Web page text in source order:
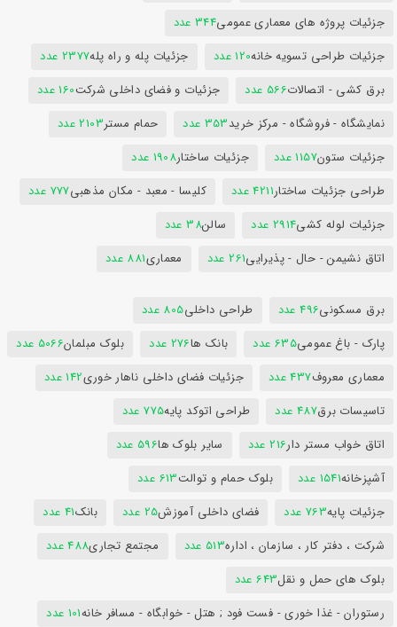
جزئیات پروژه های معماری عمومی344 عدد
جزئیات طراحی تسویه خانه120 عدد جزئیات پله و راه پله2377 عدد
برق کشی - اتصالات566 عدد جزئیات و فضای داخلی شرکت160 عدد
نمایشگاه - فروشگاه - مرکز خرید353 عدد حمام مستر2103 عدد
جزئیات ستون1157 عدد جزئیات ساختار1908 عدد
طراحی جزئیات ساختار4211 عدد کلیسا - معبد - مکان مذهبی777 عدد
جزئیات لوله کشی2914 عدد سالن38 عدد
اتاق نشیمن - حال - پذیرایی261 عدد معماری881 عدد
برق مسکونی496 عدد طراحی داخلی805 عدد
پارک - باغ عمومی635 عدد بانک ها276 عدد بلوک مبلمان5066 عدد
معماری معروف437 عدد جزئیات فضای داخلی ناهار خوری142 عدد
تاسیسات برق487 عدد طراحی اتوکد پایه775 عدد
اتاق خواب مستر دار216 عدد سایر بلوک ها596 عدد
آشپزخانه1541 عدد بلوک حمام و توالت613 عدد
جزئیات پایه763 عدد فضای داخلی آموزش25 عدد بانک41 عدد
شرکت ، دفتر کار ، سازمان ، اداره513 عدد مجتمع تجاری488 عدد
بلوک های حمل و نقل643 عدد
رستوران - غذا خوری - فست فود ; هتل - خوابگاه - مسافر خانه101 عدد